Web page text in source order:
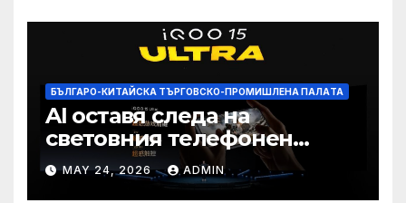
БЪЛГАРО-КИТАЙСКА ТЪРГОВСКО-ПРОМИШЛЕНА ПАЛAТА
AI оставя следа на
световния телефонен
пазар
MAY 24, 2026 ADMIN